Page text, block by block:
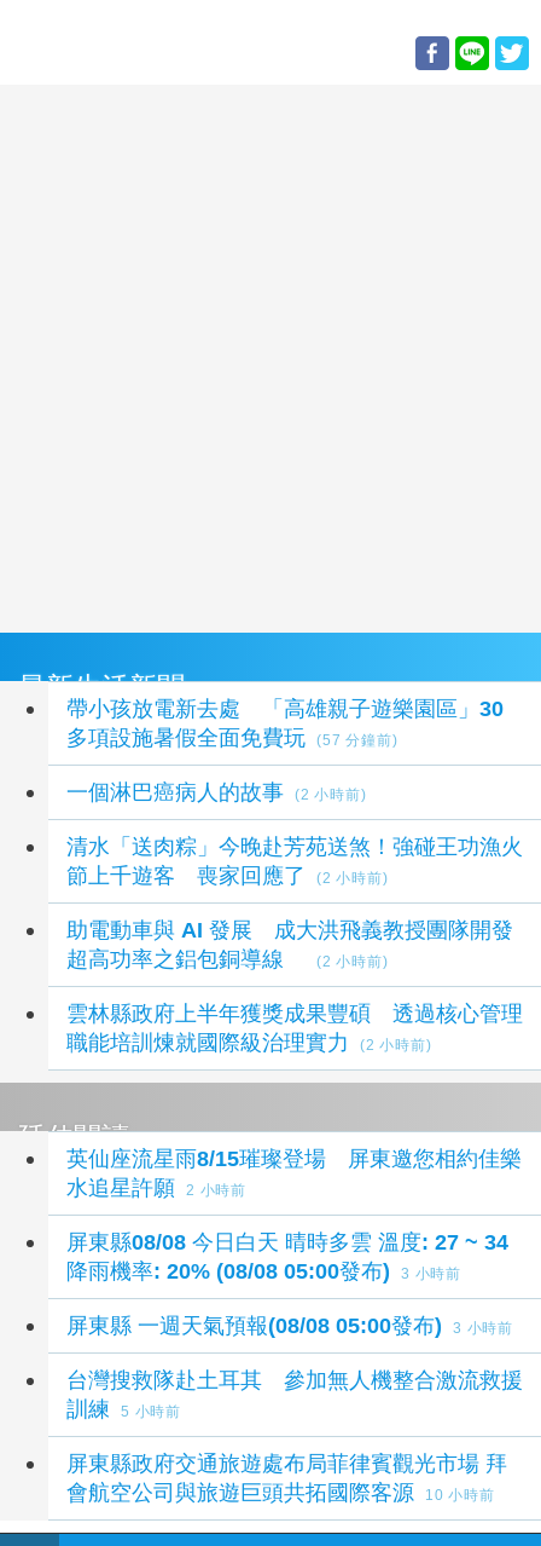
最新生活新聞
帶小孩放電新去處 「高雄親子遊樂園區」30
多項設施暑假全面免費玩
(57 分鐘前)
一個淋巴癌病人的故事 (2 小時前)
清水「送肉粽」今晚赴芳苑送煞！強碰王功漁火
節上千遊客 喪家回應了
(2 小時前)
助電動車與 AI 發展 成大洪飛義教授團隊開發
超高功率之鋁包銅導線
(2 小時前)
雲林縣政府上半年獲獎成果豐碩 透過核心管理
職能培訓煉就國際級治理實力
(2 小時前)
延伸閱讀
英仙座流星雨8/15璀璨登場 屏東邀您相約佳樂
水追星許願
2 小時前
屏東縣08/08 今日白天 晴時多雲 溫度: 27 ~ 34
降雨機率: 20% (08/08 05:00發布)
3 小時前
屏東縣 一週天氣預報(08/08 05:00發布) 3 小時前
台灣搜救隊赴土耳其 參加無人機整合激流救援
訓練
5 小時前
屏東縣政府交通旅遊處布局菲律賓觀光市場 拜
會航空公司與旅遊巨頭共拓國際客源
10 小時前